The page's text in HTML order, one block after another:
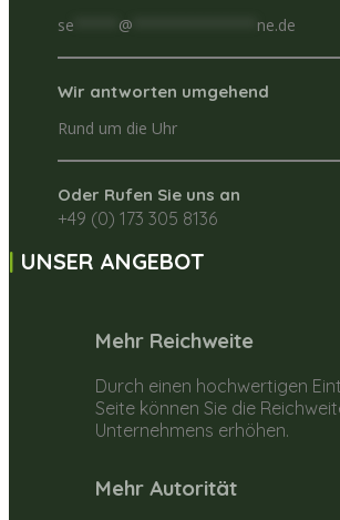
se
@ ne.de
Wir antworten umgehend
Rund um die Uhr
Oder Rufen Sie uns an
+49 (0) 173 305 8136
UNSER ANGEBOT
Mehr Reichweite
Durch einen hochwertigen
Seite können Sie die
Unternehmens erhöhen.
Mehr Autorität